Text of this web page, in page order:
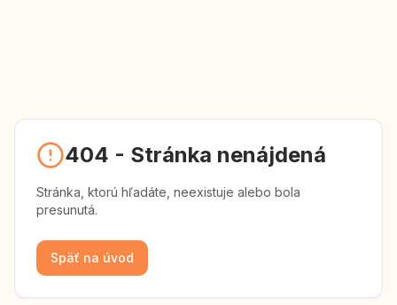
404 - Stránka nenájdená
Stránka, ktorú hľadáte, neexistuje alebo bola
presunutá.
Späť na úvod